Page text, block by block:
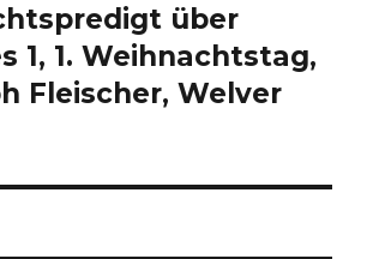
über
1, 1. Weihnachtstag,
Fleischer, Welver